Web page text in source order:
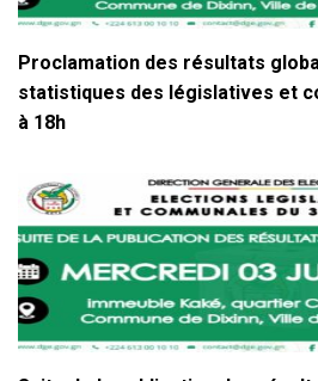
Proclamation des résultats
statistiques des législatives et
à 18h